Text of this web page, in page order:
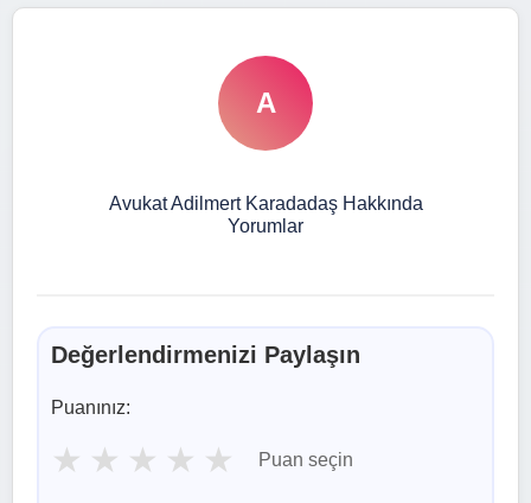
A
Avukat Adilmert Karadadaş Hakkında
Yorumlar
Değerlendirmenizi Paylaşın
Puanınız:
★ ★ ★ ★ ★ Puan seçin